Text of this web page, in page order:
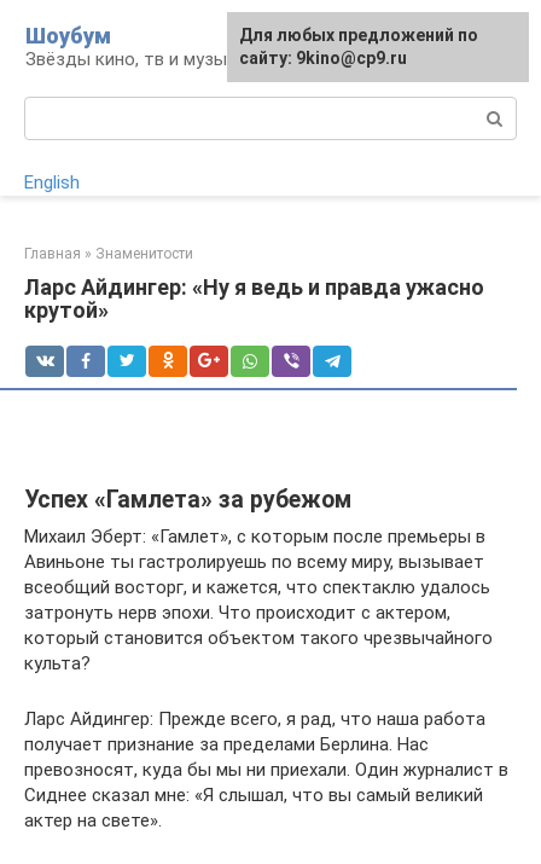
контенту
Шоубум
Звёзды кино, тв и музыки
English
Главная » Знаменитости
Ларс Айдингер: «Ну я ведь и правда ужасно
крутой»
Успех «Гамлета» за рубежом
Михаил Эберт: «Гамлет», с которым после премьеры в
Авиньоне ты гастролируешь по всему миру, вызывает
всеобщий восторг, и кажется, что спектаклю удалось
затронуть нерв эпохи. Что происходит с актером,
который становится объектом такого чрезвычайного
культа?
Ларс Айдингер: Прежде всего, я рад, что наша работа
получает признание за пределами Берлина. Нас
превозносят, куда бы мы ни приехали. Один журналист в
Сиднее сказал мне: «Я слышал, что вы самый великий
актер на свете».
Для любых предложений по
сайту: 9kino@cp9.ru